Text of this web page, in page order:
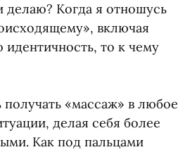
делаю? Когда я отношусь
включая
идентичность, то к чему
«массаж» в любое
делая себя более
Как под пальцами